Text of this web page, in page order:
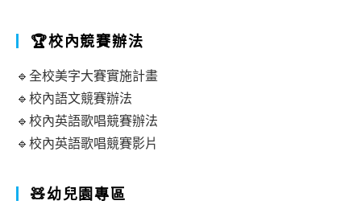
🏆校內競賽辦法
🔹全校美字大賽實施計畫
🔹校內語文競賽辦法
🔹校內英語歌唱競賽辦法
🔹校內英語歌唱競賽影片
🧸幼兒園專區